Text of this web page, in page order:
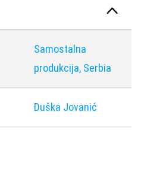
Samostalna
produkcija, Serbia
Duška Jovanić